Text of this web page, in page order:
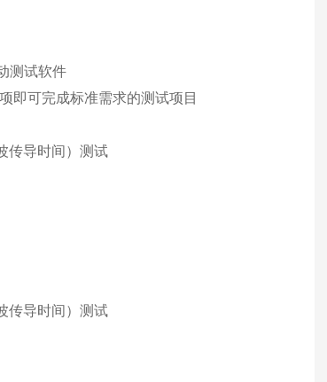
测试软件
即可完成标准需求的测试项目
传导时间）测试
传导时间）测试